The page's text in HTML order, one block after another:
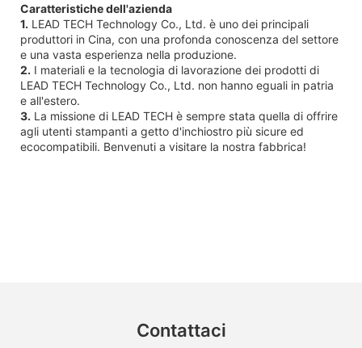
Caratteristiche dell'azienda
1. LEAD TECH Technology Co., Ltd. è uno dei principali
produttori in Cina, con una profonda conoscenza del settore
e una vasta esperienza nella produzione.
2. I materiali e la tecnologia di lavorazione dei prodotti di
LEAD TECH Technology Co., Ltd. non hanno eguali in patria
e all'estero.
3. La missione di LEAD TECH è sempre stata quella di offrire
agli utenti stampanti a getto d'inchiostro più sicure ed
ecocompatibili. Benvenuti a visitare la nostra fabbrica!
Contattaci